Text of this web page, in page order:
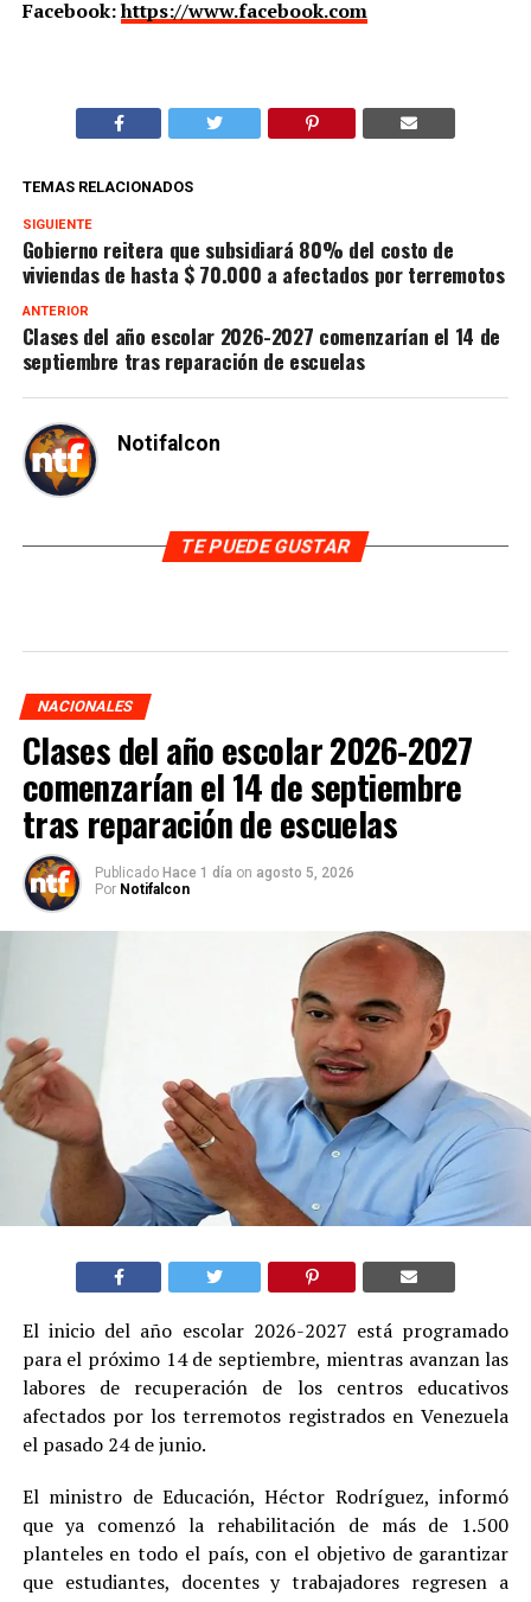
Facebook:https://www.facebook.com
TEMAS RELACIONADOS
SIGUIENTE
Gobierno reitera que subsidiará 80% del costo de
viviendas de hasta $ 70.000 a afectados por terremotos
ANTERIOR
Clases del año escolar 2026-2027 comenzarían el 14 de
septiembre tras reparación de escuelas
Notifalcon
TE PUEDE GUSTAR
NACIONALES
Clases del año escolar 2026-2027
comenzarían el 14 de septiembre
tras reparación de escuelas
Publicado Hace 1 día on agosto 5, 2026
Por Notifalcon
El inicio del año escolar 2026-2027 está programado
para el próximo 14 de septiembre, mientras avanzan las
labores de recuperación de los centros educativos
afectados por los terremotos registrados en Venezuela
el pasado 24 de junio.
El ministro de Educación, Héctor Rodríguez, informó
que ya comenzó la rehabilitación de más de 1.500
planteles en todo el país, con el objetivo de garantizar
que estudiantes, docentes y trabajadores regresen a